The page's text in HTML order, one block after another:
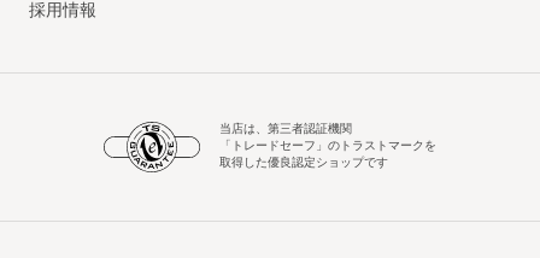
採用情報
当店は、第三者認証機関
「トレードセーフ」のトラストマークを
取得した優良認定ショップです